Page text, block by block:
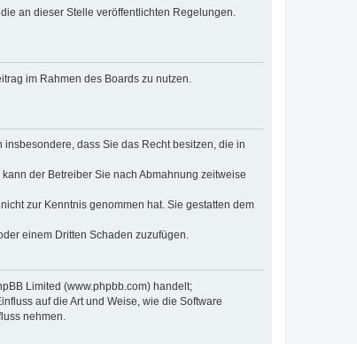
an dieser Stelle veröffentlichten Regelungen.
im Rahmen des Boards zu nutzen.
dass Sie das Recht besitzen, die in
der Betreiber Sie nach Abmahnung zeitweise
zur Kenntnis genommen hat. Sie gestatten dem
einem Dritten Schaden zuzufügen.
Limited (www.phpbb.com) handelt;
auf die Art und Weise, wie die Software
nehmen.